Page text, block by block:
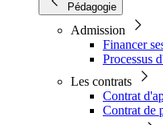
Pédagogie
Admission
Financer
Processus
Les contrats
Contrat
Contrat de